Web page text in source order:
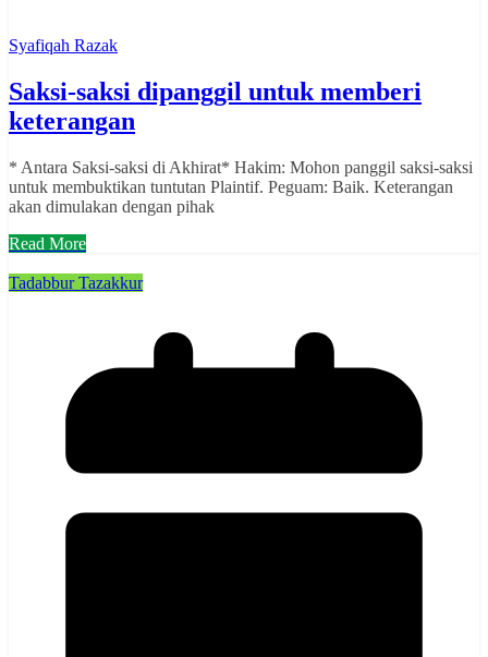
Syafiqah Razak
Saksi-saksi dipanggil untuk memberi
keterangan
* Antara Saksi-saksi di Akhirat* Hakim: Mohon panggil saksi-saksi
untuk membuktikan tuntutan Plaintif. Peguam: Baik. Keterangan
akan dimulakan dengan pihak
Read More
Tadabbur Tazakkur